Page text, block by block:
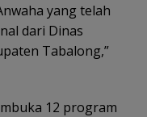
yang telah
dari Dinas
Tabalong,”
12 program